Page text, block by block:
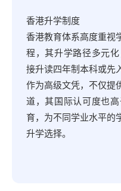
香港升学制度
香港教育体系高度重视
程，其升学路径多元
接升读四年制本科或先
作为高级文凭，不仅提
道，其国际认可度也
育，为不同学业水平的
升学选择。